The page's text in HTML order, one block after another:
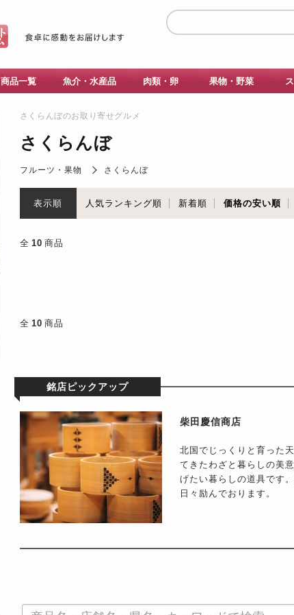
商品一覧 魚介・水産品 肉類・卵 果物・野菜
さくらんぼのお取り寄せグルメ
さくらんぼ
フルーツ・果物 さくらんぼ
表示順 人気ランキング順 新着順 価格の安い順
全 10 商品
全 10 商品
銘店ピックアップ
柴田慶信商店
北国でじっくりと育った
てきたわざと暮らしの美
げたい暮らしの道具です
日々励んでおります。